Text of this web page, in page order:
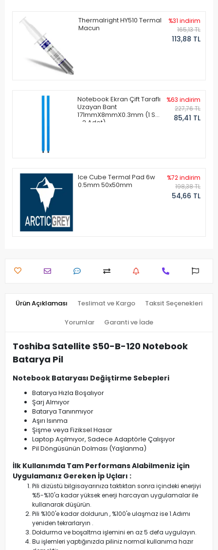
Thermalright HY510 Termal
Macun
%31 indirim
165,13 TL
113,88 TL
Notebook Ekran Çift Taraflı
Uzayan Bant
171mmX8mmX0.3mm (1 Set
- 2 Adet)
%63 indirim
227,76 TL
85,41 TL
Ice Cube Termal Pad 6w
0.5mm 50x50mm
%72 indirim
198,38 TL
54,66 TL
Ürün Açıklaması Teslimat ve Kargo Taksit Seçenekleri
Yorumlar Garanti ve İade
Toshiba Satellite S50-B-120 Notebook
Batarya Pil
Notebook Bataryası Değiştirme Sebepleri
Batarya Hızla Boşalıyor
Şarj Almıyor
Batarya Tanınmıyor
Aşırı Isınma
Şişme veya Fiziksel Hasar
Laptop Açılmıyor, Sadece Adaptörle Çalışıyor
Pil Döngüsünün Dolması (Yaşlanma)
İlk Kullanımda Tam Performans Alabilmeniz için
Uygulamanız Gereken İp Uçları :
Pili dizüstü bilgisayarınıza taktıktan sonra içindeki enerjiyi
%5-%10'a kadar yüksek enerji harcayan uygulamalar ile
kullanarak düşürün.
Pili %100'e kadar doldurun , %100'e ulaşmaz ise 1.Adımı
yeniden tekrarlaryın .
Doldurma ve boşaltma işlemini en az 5 defa uygulayın.
Bu işlemleri yaptığınızda piliniz normal kullanıma hazır